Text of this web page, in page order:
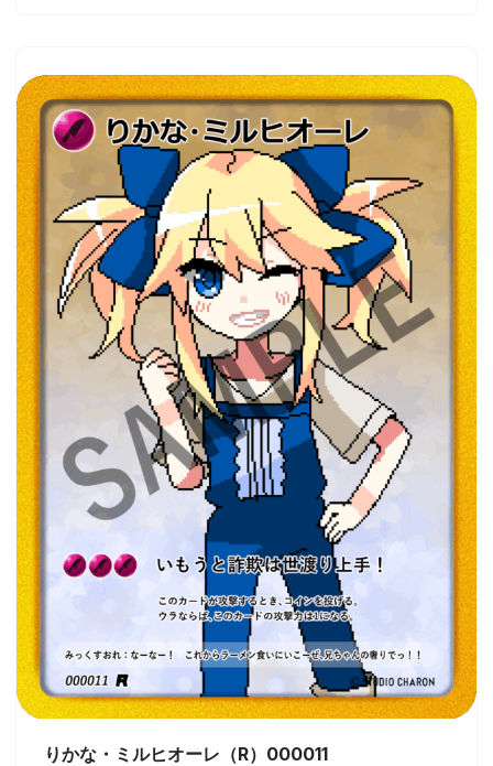
りかな・ミルヒオーレ（R）000011